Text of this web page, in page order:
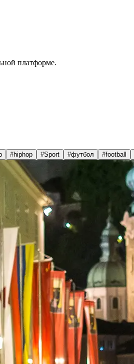
платформе.
#hiphop #Sport #футбол #football